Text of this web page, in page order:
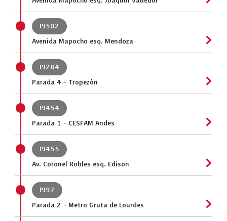
PJ502
Avenida Mapocho esq. Mendoza
PJ284
Parada 4 - Tropezón
PJ454
Parada 1 - CESFAM Andes
PJ455
Av. Coronel Robles esq. Edison
PJ97
Parada 2 - Metro Gruta de Lourdes